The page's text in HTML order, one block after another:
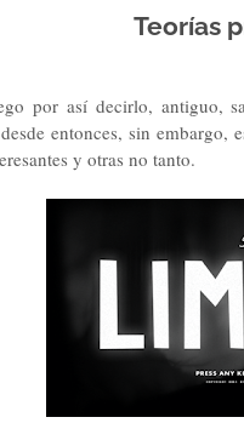
Teorías
por así decirlo, antiguo,
entonces, sin
y otras no tanto.